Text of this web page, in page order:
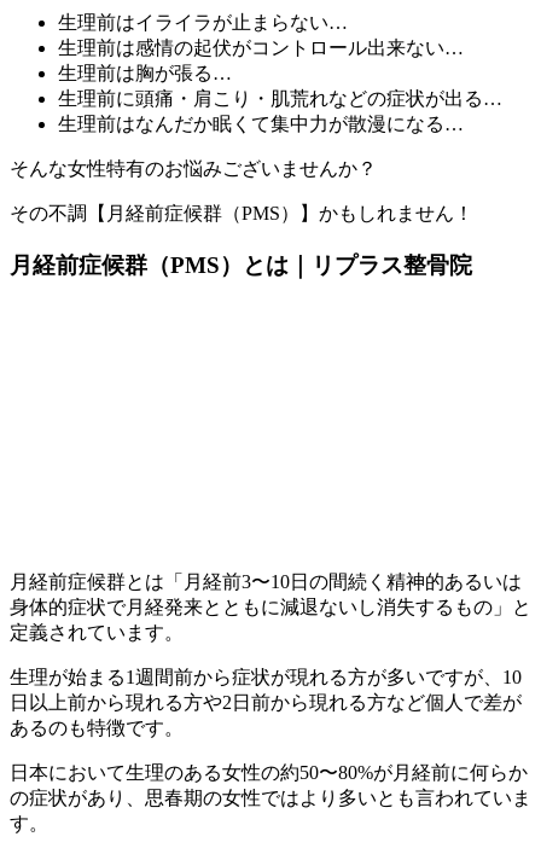
生理前はイライラが止まらない…
生理前は感情の起伏がコントロール出来ない…
生理前は胸が張る…
生理前に頭痛・肩こり・肌荒れなどの症状が出る…
生理前はなんだか眠くて集中力が散漫になる…
そんな女性特有のお悩みございませんか？
その不調【月経前症候群（PMS）】かもしれません！
月経前症候群（PMS）とは｜リプラス整骨院
月経前症候群とは「月経前3〜10日の間続く精神的あるいは
身体的症状で月経発来とともに減退ないし消失するもの」と
定義されています。
生理が始まる1週間前から症状が現れる方が多いですが、10
日以上前から現れる方や2日前から現れる方など個人で差が
あるのも特徴です。
日本において生理のある女性の約50〜80%が月経前に何らか
の症状があり、思春期の女性ではより多いとも言われていま
す。